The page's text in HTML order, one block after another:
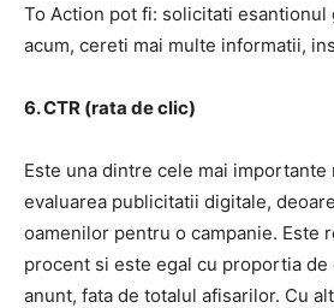
To Action pot fi: solicitati
acum, cereti mai multe informatii,
6. CTR (rata de clic)
Este una dintre cele mai
evaluarea publicitatii digitale,
oamenilor pentru o campanie. Este
procent si este egal cu proportia
anunt, fata de totalul afisarilor. Cu